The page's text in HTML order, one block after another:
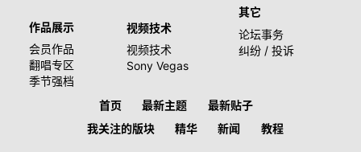
作品展示
会员作品
翻唱专区
季节强档
视频技术
视频技术
Sony Vegas
其它
论坛事务
纠纷 / 投诉
首页 最新主题
最新贴子
我关注的版块
精华 新闻 教程